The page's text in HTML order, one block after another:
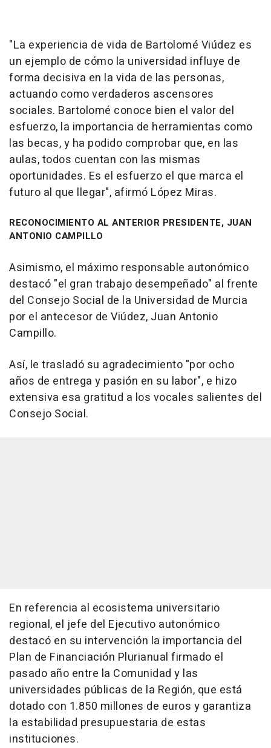
"La experiencia de vida de Bartolomé Viúdez es
un ejemplo de cómo la universidad influye de
forma decisiva en la vida de las personas,
actuando como verdaderos ascensores
sociales. Bartolomé conoce bien el valor del
esfuerzo, la importancia de herramientas como
las becas, y ha podido comprobar que, en las
aulas, todos cuentan con las mismas
oportunidades. Es el esfuerzo el que marca el
futuro al que llegar", afirmó López Miras.
RECONOCIMIENTO AL ANTERIOR PRESIDENTE, JUAN
ANTONIO CAMPILLO
Asimismo, el máximo responsable autonómico
destacó "el gran trabajo desempeñado" al frente
del Consejo Social de la Universidad de Murcia
por el antecesor de Viúdez, Juan Antonio
Campillo.
Así, le trasladó su agradecimiento "por ocho
años de entrega y pasión en su labor", e hizo
extensiva esa gratitud a los vocales salientes del
Consejo Social.
En referencia al ecosistema universitario
regional, el jefe del Ejecutivo autonómico
destacó en su intervención la importancia del
Plan de Financiación Plurianual firmado el
pasado año entre la Comunidad y las
universidades públicas de la Región, que está
dotado con 1.850 millones de euros y garantiza
la estabilidad presupuestaria de estas
instituciones.